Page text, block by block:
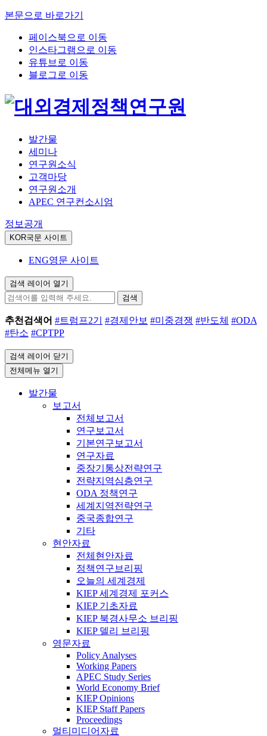
본문으로 바로가기
페이스북으로 이동
인스타그램으로 이동
유튜브로 이동
블로그로 이동
발간물
세미나
연구원소식
고객마당
연구원소개
APEC 연구컨소시엄
정보공개
KOR국문 사이트
ENG영문 사이트
검색 레이어 열기
검색
추천검색어 #트럼프2기 #경제안보 #미중경쟁 #반도체 #ODA
#탄소 #CPTPP
검색 레이어 닫기
전체메뉴 열기
발간물
보고서
전체보고서
연구보고서
기본연구보고서
연구자료
중장기통상전략연구
전략지역심층연구
ODA 정책연구
세계지역전략연구
중국종합연구
기타
현안자료
전체현안자료
정책연구브리핑
오늘의 세계경제
KIEP 세계경제 포커스
KIEP 기초자료
KIEP 북경사무소 브리핑
KIEP 델리 브리핑
영문자료
Policy Analyses
Working Papers
APEC Study Series
World Economy Brief
KIEP Opinions
KIEP Staff Papers
Proceedings
멀티미디어자료